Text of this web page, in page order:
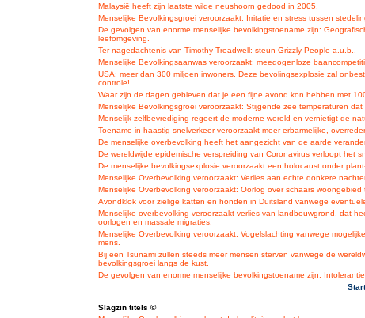
Malaysië heeft zijn laatste wilde neushoorn gedood in 2005.
Menselijke Bevolkingsgroei veroorzaakt: Irritatie en stress tussen
De gevolgen van enorme menselijke bevolkingstoename zijn:
leefomgeving.
Ter nagedachtenis van Timothy Treadwell: steun Grizzly People a.u.b..
Menselijke Bevolkingsaanwas veroorzaakt: meedogenloze
USA: meer dan 300 miljoen inwoners. Deze bevolingsexplosie zal
controle!
Waar zijn de dagen gebleven dat je een fijne avond kon hebben met
Menselijke Bevolkingsgroei veroorzaakt: Stijgende zee temperaturen
Menselijk zelfbevrediging regeert de moderne wereld en vernietigt de
Toename in haastig snelverkeer veroorzaakt meer erbarmelijke,
De menselijke overbevolking heeft het aangezicht van de aarde
De wereldwijde epidemische verspreiding van Coronavirus verloopt het
De menselijke bevolkingsexplosie veroorzaakt een holocaust onder
Menselijke Overbevolking veroorzaakt: Verlies aan echte donkere
Menselijke Overbevolking veroorzaakt: Oorlog over schaars
Avondklok voor zielige katten en honden in Duitsland vanwege
Menselijke overbevolking veroorzaakt verlies van landbouwgrond, dat
oorlogen en massale migraties.
Menselijke Overbevolking veroorzaakt: Vogelslachting vanwege
mens.
Bij een Tsunami zullen steeds meer mensen sterven vanwege de
bevolkingsgroei langs de kust.
De gevolgen van enorme menselijke bevolkingstoename zijn:
Slagzin titels ©